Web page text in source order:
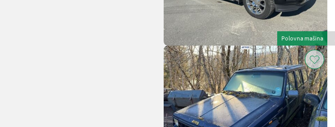
Polovna mašina